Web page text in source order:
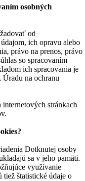
osobných
od
ich opravu alebo
právo na prenos, právo
so spracovaním
ich spracovania je
na ochranu
stránkach
Dotknutej osoby
sa v jeho pamäti.
využívanie
štatistické údaje o